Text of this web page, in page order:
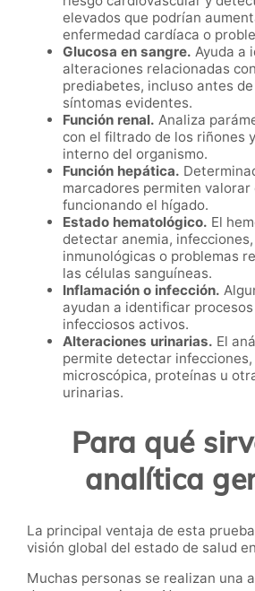
elevados que podrían
enfermedad cardíaca o
Glucosa en sangre. Ayuda a
alteraciones relacionadas
prediabetes, incluso antes
síntomas evidentes.
Función renal. Analiza
con el filtrado de los riñones
interno del organismo.
Función hepática.
marcadores permiten valorar
funcionando el hígado.
Estado hematológico. El
detectar anemia,
inmunológicas o problemas
las células sanguíneas.
Inflamación o infección.
ayudan a identificar
infecciosos activos.
Alteraciones urinarias. El
permite detectar infecciones,
microscópica, proteínas u
urinarias.
Para qué
analítica
La principal ventaja de esta
visión global del estado de salud
Muchas personas se realizan una